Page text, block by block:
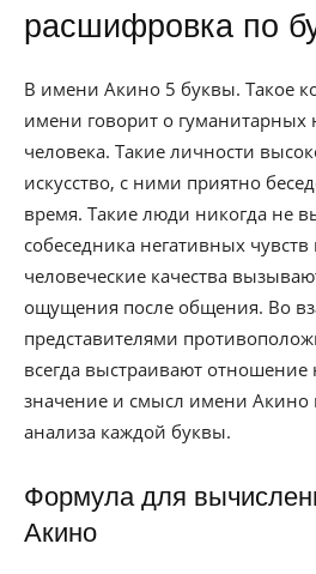
расшифровка по
В имени Акино 5 буквы. Такое
имени говорит о гуманитарных
человека. Такие личности
искусство, с ними приятно
время. Такие люди никогда не
собеседника негативных
человеческие качества
ощущения после общения. Во
представителями
всегда выстраивают
значение и смысл имени Акино
анализа каждой буквы.
Формула для
Акино